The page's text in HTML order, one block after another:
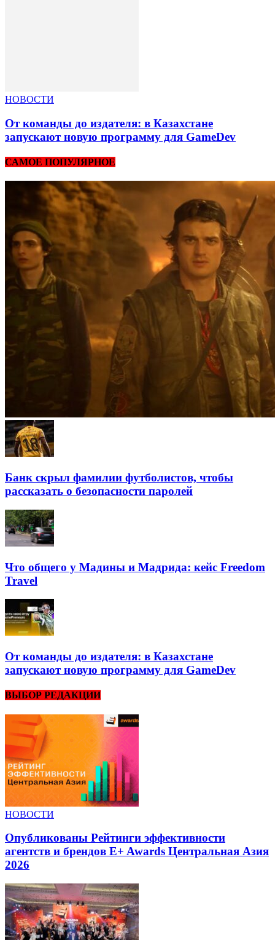
НОВОСТИ
От команды до издателя: в Казахстане
запускают новую программу для GameDev
САМОЕ ПОПУЛЯРНОЕ
Банк скрыл фамилии футболистов, чтобы
рассказать о безопасности паролей
Что общего у Мадины и Мадрида: кейс Freedom
Travel
От команды до издателя: в Казахстане
запускают новую программу для GameDev
ВЫБОР РЕДАКЦИИ
НОВОСТИ
Опубликованы Рейтинги эффективности
агентств и брендов E+ Awards Центральная Азия
2026